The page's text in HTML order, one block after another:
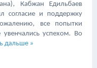
Кабжан Едильбаев
согласие и поддержку
все попытки
успехом. Во
дальше »